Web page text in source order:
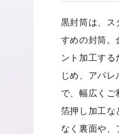
黒封筒は、ス
すめの封筒。
ント加工す
じめ、アパ
で、幅広くご
箔押し加工な
なく裏面や、